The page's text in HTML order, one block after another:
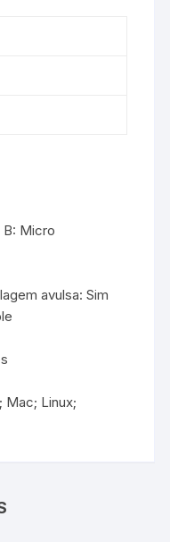
Micro
avulsa: Sim
Mac; Linux;